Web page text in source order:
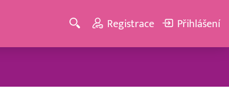
Registrace Přihlášení